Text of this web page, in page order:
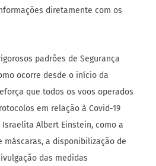
diretamente com os
padrões de Segurança
ocorre desde o início da
que todos os voos operados
em relação à Covid-19
Albert Einstein, como a
máscaras, a disponibilização de
das medidas